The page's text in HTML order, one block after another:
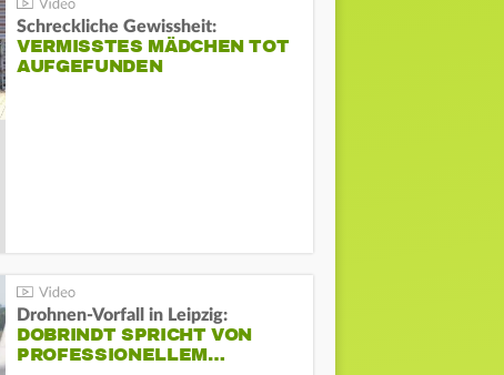
Schreckliche Gewissheit:
VERMISSTES MÄDCHEN TOT
AUFGEFUNDEN
Drohnen-Vorfall in Leipzig:
DOBRINDT SPRICHT VON
PROFESSIONELLEM…